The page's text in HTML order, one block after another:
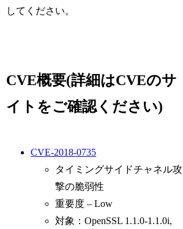
してください。
CVE概要(詳細はCVEのサ
イトをご確認ください)
CVE-2018-0735
タイミングサイドチャネル攻
撃の脆弱性
重要度 – Low
対象：OpenSSL 1.1.0-1.1.0i,